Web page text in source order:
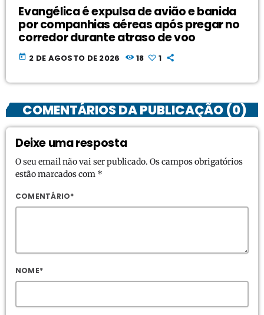
Evangélica é expulsa de avião e banida
por companhias aéreas após pregar no
corredor durante atraso de voo
today 2 DE AGOSTO DE 2026 18 1
COMENTÁRIOS DA PUBLICAÇÃO (0)
Deixe uma resposta
O seu email não vai ser publicado. Os campos obrigatórios
estão marcados com *
COMENTÁRIO*
NOME*